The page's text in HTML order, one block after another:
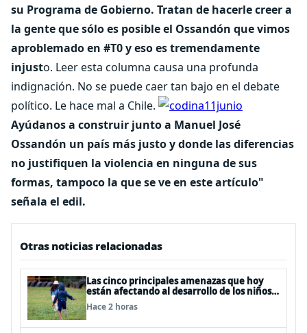
su Programa de Gobierno. Tratan de hacerle creer a
la gente que sólo es posible el Ossandón que vimos
aproblemado en #T0 y eso es tremendamente
injusto. Leer esta columna causa una profunda
indignación. No se puede caer tan bajo en el debate
político. Le hace mal a Chile.
Ayúdanos a construir junto a Manuel José
Ossandón un país más justo y donde las diferencias
no justifiquen la violencia en ninguna de sus
formas, tampoco la que se ve en este artículo"
señala el edil.
Otras noticias relacionadas
Las cinco principales amenazas que hoy
están afectando al desarrollo de los niños
en Chile
Hace 2 horas